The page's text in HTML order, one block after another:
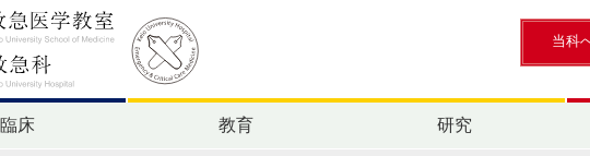
当科
臨床 教育 研究